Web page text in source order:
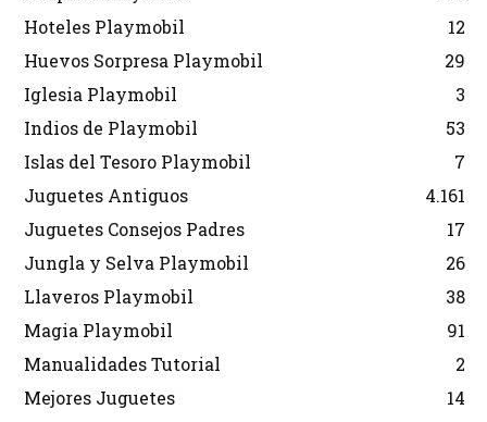
Hoteles Playmobil
12
Huevos Sorpresa Playmobil
29
Iglesia Playmobil
3
Indios de Playmobil
53
Islas del Tesoro Playmobil
7
Juguetes Antiguos
4.161
Juguetes Consejos Padres
17
Jungla y Selva Playmobil
26
Llaveros Playmobil
38
Magia Playmobil
91
Manualidades Tutorial
2
Mejores Juguetes
14